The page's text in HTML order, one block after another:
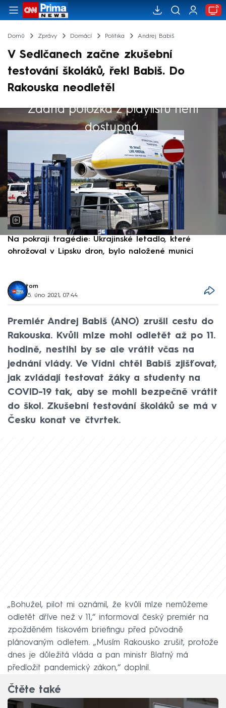
Domů Zprávy Domácí Politika Andrej Babiš
V Sedlčanech začne zkušební
testování školáků, řekl Babiš. Do
Rakouska neodletěl
Žádná položka z playlistu není
dostupná.
Výběr redakce
Na pokraji tragédie: Ukrajinské letadlo, které
ohrožoval v Lipsku dron, bylo naložené municí
tom
15. úno 2021, 07:44
Premiér Andrej Babiš (ANO) zrušil cestu do
Rakouska. Kvůli mlze mohl odletět až po 11.
hodině, nestihl by se ale vrátit včas na
jednání vlády. Ve Vídni chtěl Babiš zjišťovat,
jak zvládají testovat žáky a studenty na
COVID-19 tak, aby se mohli bezpečně vrátit
do škol. Zkušební testování školáků se má v
Česku konat ve čtvrtek.
„Bohužel, pilot mi oznámil, že kvůli mlze nemůžeme
odletět dříve než v 11,“ informoval český premiér na
zpožděném tiskovém briefingu před původně
plánovaným odletem. „Musím Rakousko zrušit, protože
dnes je důležitá vláda a pan ministr Blatný má
předložit pandemický zákon,“ doplnil.
Čtěte také